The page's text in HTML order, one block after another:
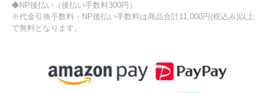
◆NP後払い（後払い手数料300円）
※代金引換手数料・NP後払い手数料は商品合計11,000円(税込み)以上
で無料となります。